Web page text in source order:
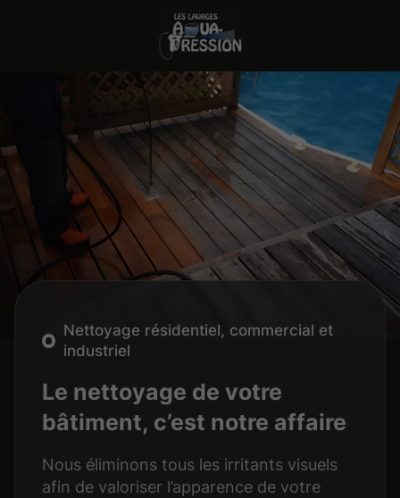
Nettoyage résidentiel, commercial et
industriel
Le nettoyage de votre
bâtiment, c’est notre affaire
Nous éliminons tous les irritants visuels
afin de valoriser l’apparence de votre